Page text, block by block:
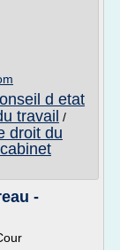
d etat
travail /
droit du
cabinet
-
la Cour